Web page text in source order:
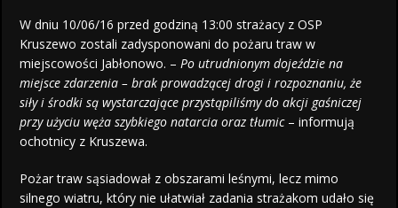
W dniu 10/06/16 przed godziną 13:00 strażacy z OSP
Kruszewo zostali zadysponowani do pożaru traw w
miejscowości Jabłonowo. –Po utrudnionym dojeździe na
miejsce zdarzenia – brak prowadzącej drogi i rozpoznaniu, że
siły i środki są wystarczające przystąpiliśmy do akcji gaśniczej
przy użyciu węża szybkiego natarcia oraz tłumic– informują
ochotnicy z Kruszewa.
Pożar traw sąsiadował z obszarami leśnymi, lecz mimo
silnego wiatru, który nie ułatwiał zadania strażakom udało się